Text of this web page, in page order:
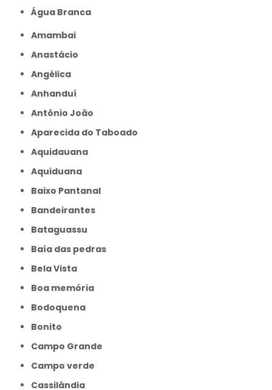
Água Branca
Amambai
Anastácio
Angélica
Anhanduí
Antônio João
Aparecida do Taboado
Aquidauana
Aquiduana
Baixo Pantanal
Bandeirantes
Bataguassu
Baía das pedras
Bela Vista
Boa memória
Bodoquena
Bonito
Campo Grande
Campo verde
Cassilândia